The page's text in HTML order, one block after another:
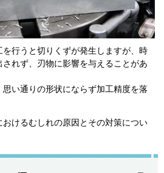
行うと切りくずが発生しますが、時
れず、刃物に影響を与えることがあ
い通りの形状にならず加工精度を落
けるむしれの原因とその対策につい